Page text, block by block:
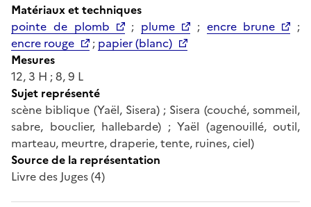
Matériaux et techniques
pointe de plomb
; plume ; encre brune
;
encre rouge
; papier (blanc)
Mesures
12, 3 H ; 8, 9 L
Sujet représenté
scène biblique (Yaël, Sisera) ; Sisera (couché, sommeil,
sabre, bouclier, hallebarde) ; Yaël (agenouillé, outil,
marteau, meurtre, draperie, tente, ruines, ciel)
Source de la représentation
Livre des Juges (4)